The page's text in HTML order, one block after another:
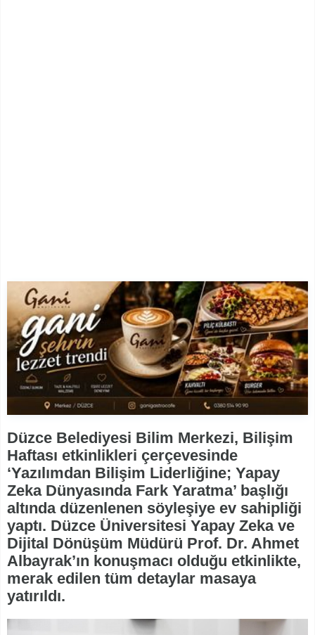
Düzce Belediyesi Bilim Merkezi, Bilişim
Haftası etkinlikleri çerçevesinde
‘Yazılımdan Bilişim Liderliğine; Yapay
Zeka Dünyasında Fark Yaratma’ başlığı
altında düzenlenen söyleşiye ev sahipliği
yaptı. Düzce Üniversitesi Yapay Zeka ve
Dijital Dönüşüm Müdürü Prof. Dr. Ahmet
Albayrak’ın konuşmacı olduğu etkinlikte,
merak edilen tüm detaylar masaya
yatırıldı.